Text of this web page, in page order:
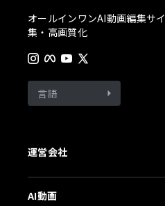
オールインワンAI動画編集サ
集・高画質化
言語
運営会社
会社概要
お問合せ
AI動画